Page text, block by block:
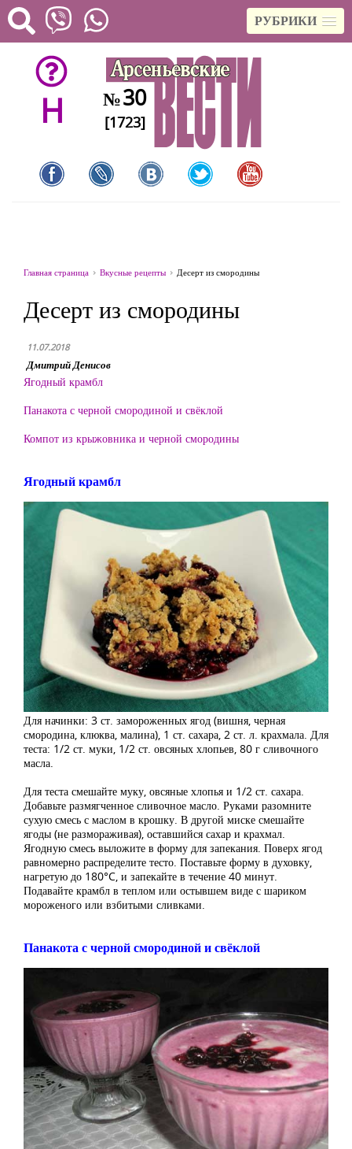
РУБРИКИ
H №30
[1723]
Главная страница Вкусные рецепты Десерт из смородины
Десерт из смородины
11.07.2018
Дмитрий Денисов
Ягодный крамбл
Панакота с черной смородиной и свёклой
Компот из крыжовника и черной смородины
Ягодный крамбл
Для начинки: 3 ст. замороженных ягод (вишня, черная
смородина, клюква, малина), 1 ст. сахара, 2 ст. л. крахмала. Для
теста: 1/2 ст. муки, 1/2 ст. овсяных хлопьев, 80 г сливочного
масла.
Для теста смешайте муку, овсяные хлопья и 1/2 ст. сахара.
Добавьте размягченное сливочное масло. Руками разомните
сухую смесь с маслом в крошку. В другой миске смешайте
ягоды (не размораживая), оставшийся сахар и крахмал.
Ягодную смесь выложите в форму для запекания. Поверх ягод
равномерно распределите тесто. Поставьте форму в духовку,
нагретую до 180°C, и запекайте в течение 40 минут.
Подавайте крамбл в теплом или остывшем виде с шариком
мороженого или взбитыми сливками.
Панакота с черной смородиной и свёклой